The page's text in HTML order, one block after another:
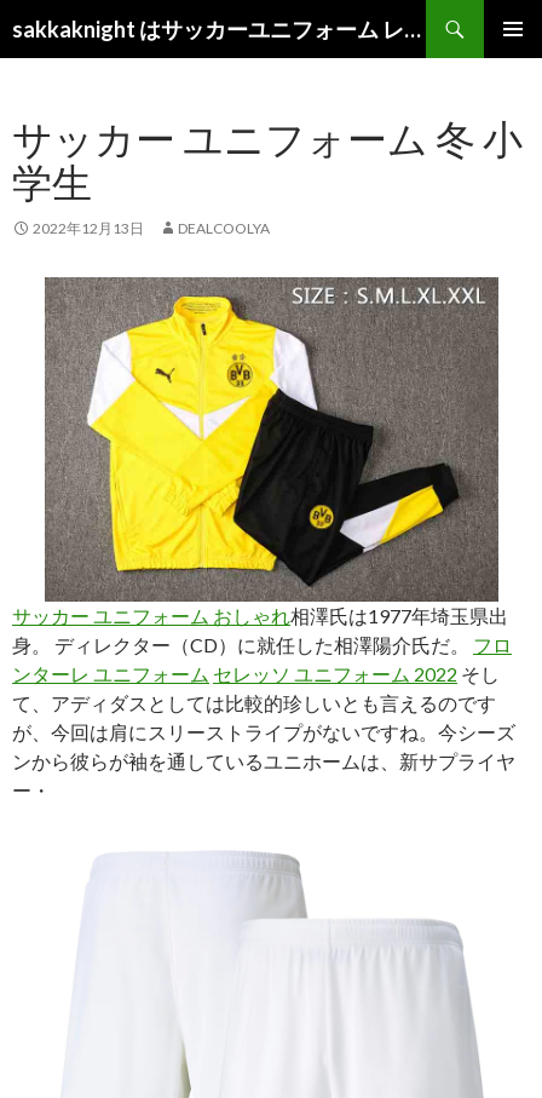
sakkaknight はサッカーユニフォーム レプリカ ショップ 2022
索
ン
ツ
へ
ス
キ
サッカー ユニフォーム 冬 小
学生
2022年12月13日 DEALCOOLYA
サッカー ユニフォーム おしゃれ相澤氏は1977年埼玉県出
身。 ディレクター（CD）に就任した相澤陽介氏だ。 フロ
ンターレ ユニフォーム セレッソ ユニフォーム 2022 そし
て、アディダスとしては比較的珍しいとも言えるのです
が、今回は肩にスリーストライプがないですね。今シーズ
ンから彼らが袖を通しているユニホームは、新サプライヤ
ー・